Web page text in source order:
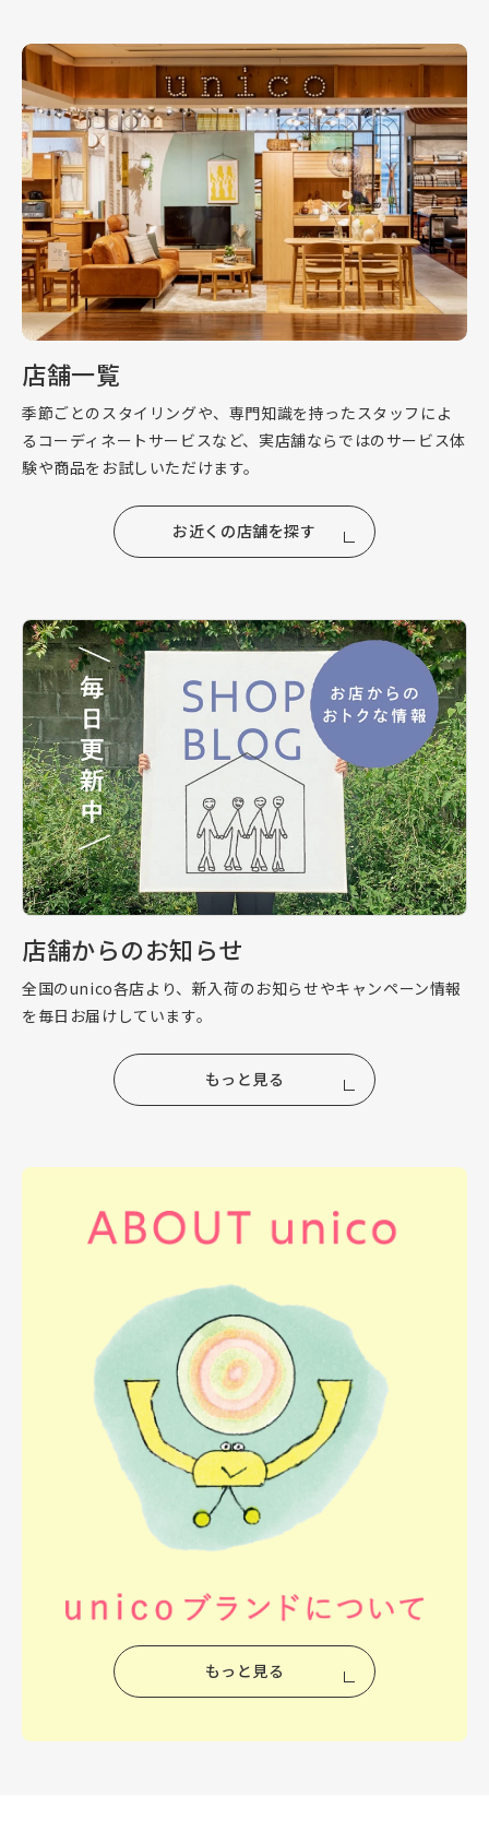
店舗一覧
季節ごとのスタイリングや、専門知識を持ったスタッフによ
るコーディネートサービスなど、実店舗ならではのサービス体
験や商品をお試しいただけます。
お近くの店舗を探す
店舗からのお知らせ
全国のunico各店より、新入荷のお知らせやキャンペーン情報
を毎日お届けしています。
もっと見る
もっと見る